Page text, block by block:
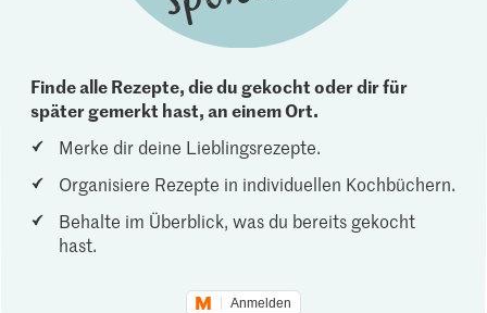
Finde alle Rezepte, die du gekocht oder dir für
später gemerkt hast, an einem Ort.
Merke dir deine Lieblingsrezepte.
Organisiere Rezepte in individuellen Kochbüchern.
Behalte im Überblick, was du bereits gekocht
hast.
Anmelden